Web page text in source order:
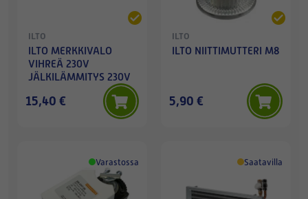
ILTO
ILTO MERKKIVALO
VIHREÄ 230V
JÄLKILÄMMITYS 230V
15,40 €
ILTO
ILTO NIITTIMUTTERI M8
5,90 €
Varastossa Saatavilla